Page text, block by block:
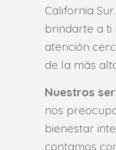
California
brindarte a ti
atención
de la más
Nuestros
nos
bienestar
contamos